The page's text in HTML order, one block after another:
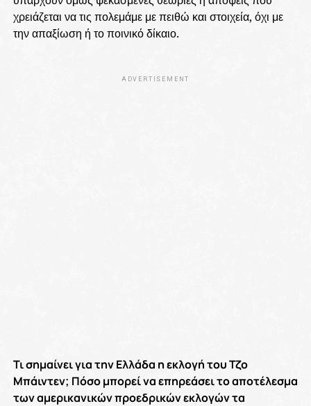
χρειάζεται να τις πολεμάμε με πειθώ και στοιχεία, όχι με
την απαξίωση ή το ποινικό δίκαιο.
ADVERTISEMENT
Τι σημαίνει για την Ελλάδα η εκλογή του Τζο
Μπάιντεν; Πόσο μπορεί να επηρεάσει το αποτέλεσμα
των αμερικανικών προεδρικών εκλογών τα